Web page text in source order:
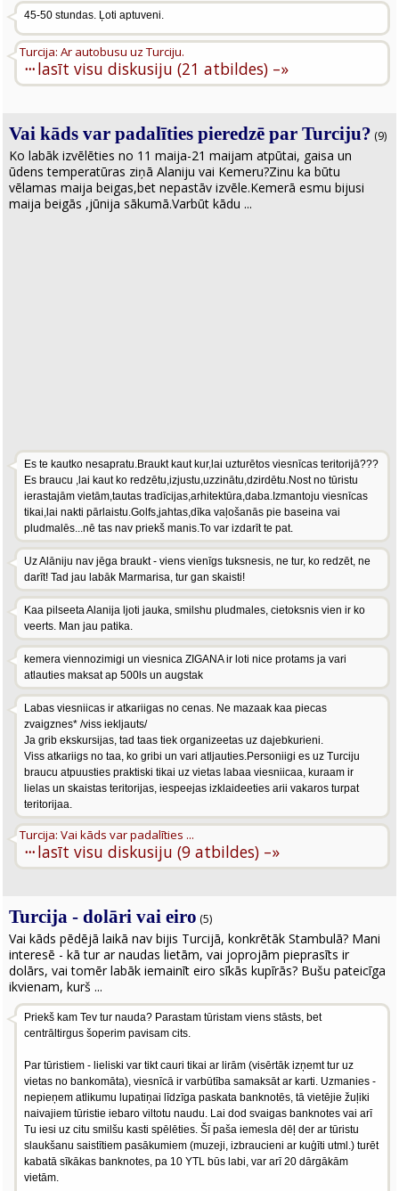
45-50 stundas. Ļoti aptuveni.
···
Turcija: Ar autobusu uz Turciju.
lasīt visu diskusiju (21 atbildes) –»
Vai kāds var padalīties pieredzē par Turciju? (9)
Ko labāk izvēlēties no 11 maija-21 maijam atpūtai, gaisa un
ūdens temperatūras ziņā Alaniju vai Kemeru?Zinu ka būtu
vēlamas maija beigas,bet nepastāv izvēle.Kemerā esmu bijusi
maija beigās ,jūnija sākumā.Varbūt kādu ...
Es te kautko nesapratu.Braukt kaut kur,lai uzturētos viesnīcas teritorijā???
Es braucu ,lai kaut ko redzētu,izjustu,uzzinātu,dzirdētu.Nost no tūristu
ierastajām vietām,tautas tradīcijas,arhitektūra,daba.Izmantoju viesnīcas
tikai,lai nakti pārlaistu.Golfs,jahtas,dīka vaļošanās pie baseina vai
pludmalēs...nē tas nav priekš manis.To var izdarīt te pat.
Uz Alāniju nav jēga braukt - viens vienīgs tuksnesis, ne tur, ko redzēt, ne
darīt! Tad jau labāk Marmarisa, tur gan skaisti!
Kaa pilseeta Alanija ljoti jauka, smilshu pludmales, cietoksnis vien ir ko
veerts. Man jau patika.
kemera viennozimigi un viesnica ZIGANA ir loti nice protams ja vari
atlauties maksat ap 500ls un augstak
Labas viesniicas ir atkariigas no cenas. Ne mazaak kaa piecas
zvaigznes* /viss iekljauts/
Ja grib ekskursijas, tad taas tiek organizeetas uz dajebkurieni.
Viss atkariigs no taa, ko gribi un vari atljauties.Personiigi es uz Turciju
braucu atpuusties praktiski tikai uz vietas labaa viesniicaa, kuraam ir
lielas un skaistas teritorijas, iespeejas izklaideeties arii vakaros turpat
teritorijaa.
···
Turcija: Vai kāds var padalīties ...
lasīt visu diskusiju (9 atbildes) –»
Turcija - dolāri vai eiro (5)
Vai kāds pēdējā laikā nav bijis Turcijā, konkrētāk Stambulā? Mani
interesē - kā tur ar naudas lietām, vai joprojām pieprasīts ir
dolārs, vai tomēr labāk iemainīt eiro sīkās kupīrās? Bušu pateicīga
ikvienam, kurš ...
Priekš kam Tev tur nauda? Parastam tūristam viens stāsts, bet
centrāltirgus šoperim pavisam cits.
Par tūristiem - lieliski var tikt cauri tikai ar lirām (visērtāk izņemt tur uz
vietas no bankomāta), viesnīcā ir varbūtība samaksāt ar karti. Uzmanies -
nepieņem atlikumu lupatiņai līdzīga paskata banknotēs, tā vietējie žuļiki
naivajiem tūristie iebaro viltotu naudu. Lai dod svaigas banknotes vai arī
Tu iesi uz citu smilšu kasti spēlēties. Šī paša iemesla dēļ der ar tūristu
slaukšanu saistītiem pasākumiem (muzeji, izbraucieni ar kuģīti utml.) turēt
kabatā sīkākas banknotes, pa 10 YTL būs labi, var arī 20 dārgākām
vietām.